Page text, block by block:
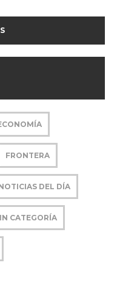
FRONTERA
DEL DÍA
CATEGORÍA